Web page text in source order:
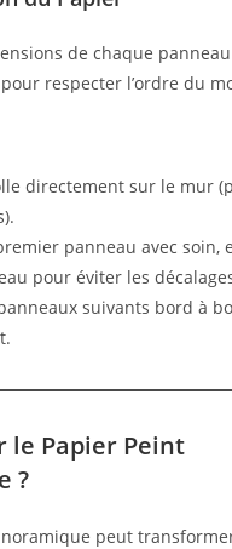
de chaque
respecter l’ordre du
directement sur le mur
panneau avec soin,
pour éviter les
suivants bord à
le Papier Peint
?
peut